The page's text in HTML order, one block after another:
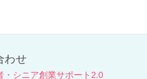
わせ
・シニア創業サポート2.0